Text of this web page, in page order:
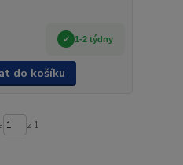
1-2 týdny
do košíku
z 1